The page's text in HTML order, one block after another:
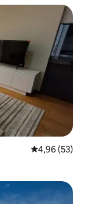
4,96 de uma
4,96 (53)